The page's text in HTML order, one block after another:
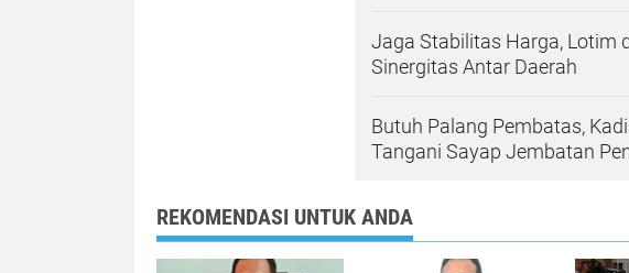
Jaga Stabilitas Harga, Lotim
Sinergitas Antar Daerah
Butuh Palang Pembatas,
Tangani Sayap Jembatan
REKOMENDASI UNTUK ANDA